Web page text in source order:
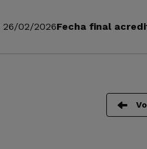
26/02/2026Fecha final